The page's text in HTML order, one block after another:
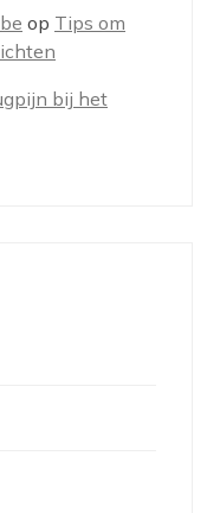
op Tips om
bij het